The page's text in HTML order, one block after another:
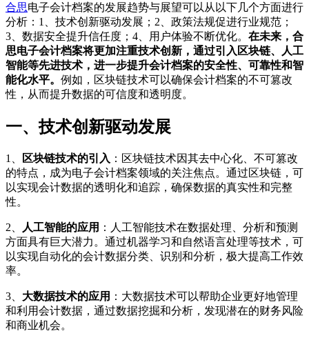
合思电子会计档案的发展趋势与展望可以从以下几个方面进行
分析：1、技术创新驱动发展；2、政策法规促进行业规范；
3、数据安全提升信任度；4、用户体验不断优化。 在未来，合
思电子会计档案将更加注重技术创新，通过引入区块链、人工
智能等先进技术，进一步提升会计档案的安全性、可靠性和智
能化水平。 例如，区块链技术可以确保会计档案的不可篡改
性，从而提升数据的可信度和透明度。
一、技术创新驱动发展
1、 区块链技术的引入 ：区块链技术因其去中心化、不可篡改
的特点，成为电子会计档案领域的关注焦点。通过区块链，可
以实现会计数据的透明化和追踪，确保数据的真实性和完整
性。
2、 人工智能的应用 ：人工智能技术在数据处理、分析和预测
方面具有巨大潜力。通过机器学习和自然语言处理等技术，可
以实现自动化的会计数据分类、识别和分析，极大提高工作效
率。
3、 大数据技术的应用 ：大数据技术可以帮助企业更好地管理
和利用会计数据，通过数据挖掘和分析，发现潜在的财务风险
和商业机会。